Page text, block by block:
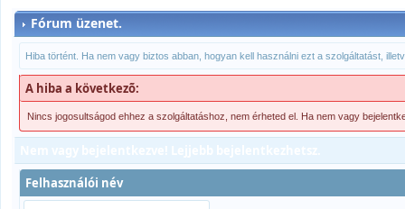
Fórum üzenet.
Hiba történt. Ha nem vagy biztos abban, hogyan kell használni ezt a szolgáltatást,
A hiba a következõ:
Nincs jogosultságod ehhez a szolgáltatáshoz, nem érheted el. Ha nem vagy
Felhasználói név